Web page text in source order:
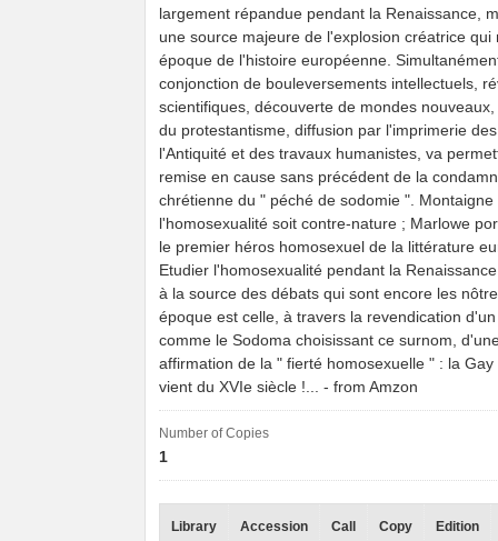
largement répandue pendant la Renaissance,
une source majeure de l'explosion créatrice qui
époque de l'histoire européenne.
conjonction de bouleversements intellectuels,
scientifiques, découverte de mondes
du protestantisme, diffusion par l'imprimerie
l'Antiquité et des travaux humanistes, va
remise en cause sans précédent de la
chrétienne du " péché de sodomie ".
l'homosexualité soit contre-nature ; Marlowe
le premier héros homosexuel de la littérature
Etudier l'homosexualité pendant la
à la source des débats qui sont encore les
époque est celle, à travers la revendication
comme le Sodoma choisissant ce surnom,
affirmation de la " fierté homosexuelle " : la Gay
vient du XVIe siècle !... - from Amzon
Number of Copies
1
Library
Accession
Call
Copy
Edition